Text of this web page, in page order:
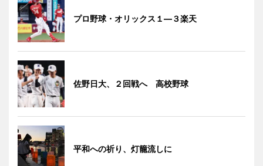
プロ野球・オリックス１―３楽天
佐野日大、２回戦へ 高校野球
平和への祈り、灯籠流しに